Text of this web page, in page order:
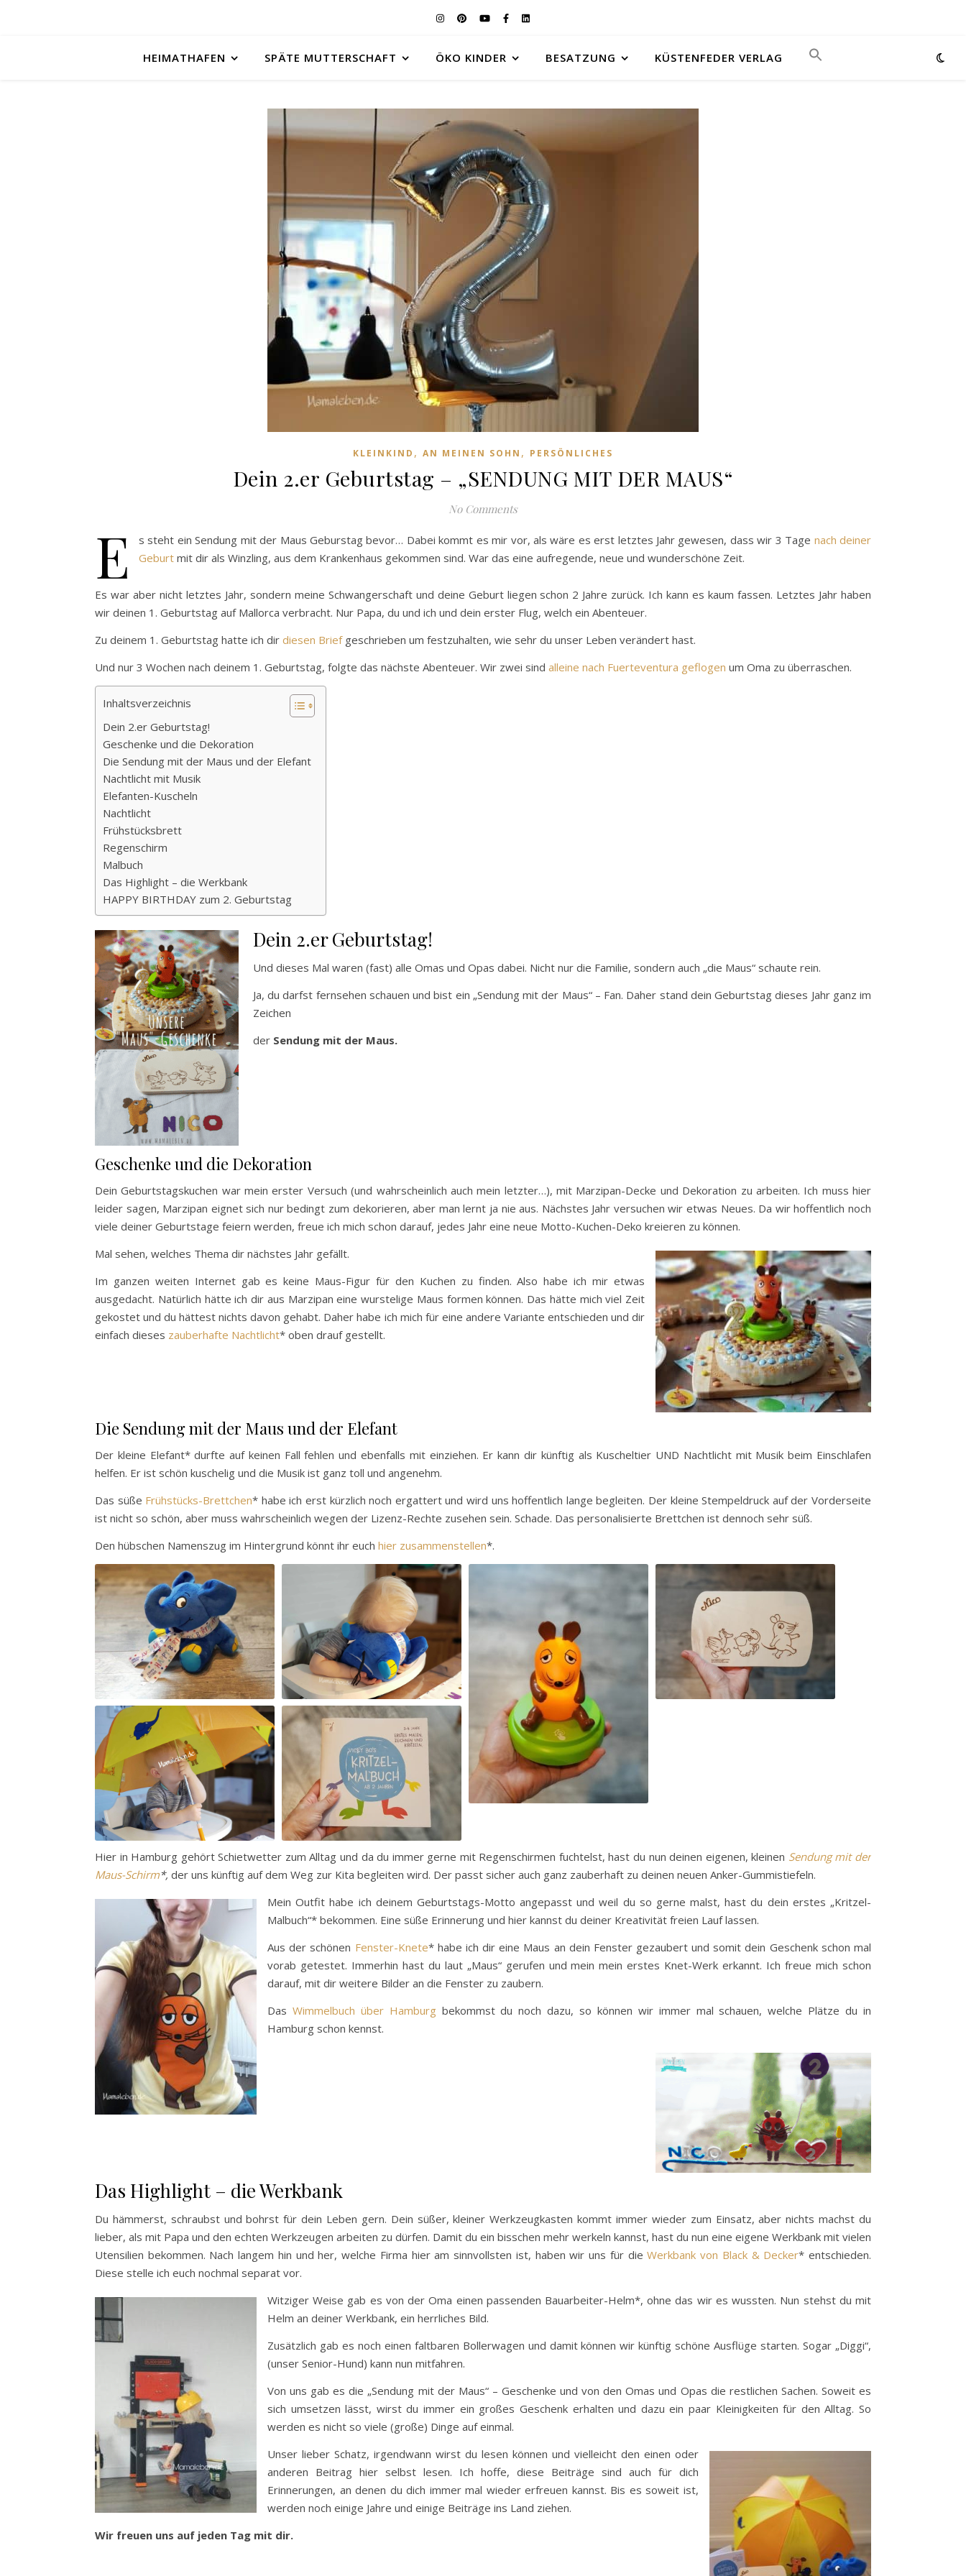
HEIMATHAFEN SPÄTE MUTTERSCHAFT ÖKO KINDER BESATZUNG KÜSTENFEDER VERLAG
KLEINKIND , AN MEINEN SOHN , PERSÖNLICHES
Dein 2.er Geburtstag – „SENDUNG MIT DER MAUS“
No Comments
E s steht ein Sendung mit der Maus Geburstag bevor… Dabei kommt es mir vor, als wäre es erst letztes Jahr gewesen, dass wir 3 Tage nach deiner
Geburt mit dir als Winzling, aus dem Krankenhaus gekommen sind. War das eine aufregende, neue und wunderschöne Zeit.
Es war aber nicht letztes Jahr, sondern meine Schwangerschaft und deine Geburt liegen schon 2 Jahre zurück. Ich kann es kaum fassen. Letztes Jahr haben
wir deinen 1. Geburtstag auf Mallorca verbracht. Nur Papa, du und ich und dein erster Flug, welch ein Abenteuer.
Zu deinem 1. Geburtstag hatte ich dir diesen Briefgeschrieben um festzuhalten, wie sehr du unser Leben verändert hast.
Und nur 3 Wochen nach deinem 1. Geburtstag, folgte das nächste Abenteuer. Wir zwei sind alleine nach Fuerteventura geflogen um Oma zu überraschen.
Inhaltsverzeichnis
Dein 2.er Geburtstag!
Geschenke und die Dekoration
Die Sendung mit der Maus und der Elefant
Nachtlicht mit Musik
Elefanten-Kuscheln
Nachtlicht
Frühstücksbrett
Regenschirm
Malbuch
Das Highlight – die Werkbank
HAPPY BIRTHDAY zum 2. Geburtstag
Dein 2.er Geburtstag!
Und dieses Mal waren (fast) alle Omas und Opas dabei. Nicht nur die Familie, sondern auch „die Maus“ schaute rein.
Ja, du darfst fernsehen schauen und bist ein „Sendung mit der Maus“ – Fan. Daher stand dein Geburtstag dieses Jahr ganz im
Zeichen
der Sendung mit der Maus.
Geschenke und die Dekoration
Dein Geburtstagskuchen war mein erster Versuch (und wahrscheinlich auch mein letzter…), mit Marzipan-Decke und Dekoration zu arbeiten. Ich muss hier
leider sagen, Marzipan eignet sich nur bedingt zum dekorieren, aber man lernt ja nie aus. Nächstes Jahr versuchen wir etwas Neues. Da wir hoffentlich noch
viele deiner Geburtstage feiern werden, freue ich mich schon darauf, jedes Jahr eine neue Motto-Kuchen-Deko kreieren zu können.
Mal sehen, welches Thema dir nächstes Jahr gefällt.
Im ganzen weiten Internet gab es keine Maus-Figur für den Kuchen zu finden. Also habe ich mir etwas
ausgedacht. Natürlich hätte ich dir aus Marzipan eine wurstelige Maus formen können. Das hätte mich viel Zeit
gekostet und du hättest nichts davon gehabt. Daher habe ich mich für eine andere Variante entschieden und dir
einfach dieses zauberhafte Nachtlicht* oben drauf gestellt.
Die Sendung mit der Maus und der Elefant
Der kleine Elefant* durfte auf keinen Fall fehlen und ebenfalls mit einziehen. Er kann dir künftig als Kuscheltier UND Nachtlicht mit Musik beim Einschlafen
helfen. Er ist schön kuschelig und die Musik ist ganz toll und angenehm.
Das süße Frühstücks-Brettchen* habe ich erst kürzlich noch ergattert und wird uns hoffentlich lange begleiten. Der kleine Stempeldruck auf der Vorderseite
ist nicht so schön, aber muss wahrscheinlich wegen der Lizenz-Rechte zusehen sein. Schade. Das personalisierte Brettchen ist dennoch sehr süß.
Den hübschen Namenszug im Hintergrund könnt ihr euch hier zusammenstellen*.
Hier in Hamburg gehört Schietwetter zum Alltag und da du immer gerne mit Regenschirmen fuchtelst, hast du nun deinen eigenen, kleinen Sendung mit der
Maus-Schirm*, der uns künftig auf dem Weg zur Kita begleiten wird. Der passt sicher auch ganz zauberhaft zu deinen neuen Anker-Gummistiefeln.
Mein Outfit habe ich deinem Geburtstags-Motto angepasst und weil du so gerne malst, hast du dein erstes „Kritzel-
Malbuch“* bekommen. Eine süße Erinnerung und hier kannst du deiner Kreativität freien Lauf lassen.
Aus der schönen Fenster-Knete* habe ich dir eine Maus an dein Fenster gezaubert und somit dein Geschenk schon mal
vorab getestet. Immerhin hast du laut „Maus“ gerufen und mein mein erstes Knet-Werk erkannt. Ich freue mich schon
darauf, mit dir weitere Bilder an die Fenster zu zaubern.
Das Wimmelbuch über Hamburgbekommst du noch dazu, so können wir immer mal schauen, welche Plätze du in
Hamburg schon kennst.
Das Highlight – die Werkbank
Du hämmerst, schraubst und bohrst für dein Leben gern. Dein süßer, kleiner Werkzeugkasten kommt immer wieder zum Einsatz, aber nichts machst du
lieber, als mit Papa und den echten Werkzeugen arbeiten zu dürfen. Damit du ein bisschen mehr werkeln kannst, hast du nun eine eigene Werkbank mit vielen
Utensilien bekommen. Nach langem hin und her, welche Firma hier am sinnvollsten ist, haben wir uns für dieWerkbank von Black & Decker* entschieden.
Diese stelle ich euch nochmal separat vor.
Witziger Weise gab es von der Oma einen passenden Bauarbeiter-Helm*, ohne das wir es wussten. Nun stehst du mit
Helm an deiner Werkbank, ein herrliches Bild.
Zusätzlich gab es noch einen faltbaren Bollerwagen und damit können wir künftig schöne Ausflüge starten. Sogar „Diggi“,
(unser Senior-Hund) kann nun mitfahren.
Von uns gab es die „Sendung mit der Maus“ – Geschenke und von den Omas und Opas die restlichen Sachen. Soweit es
sich umsetzen lässt, wirst du immer ein großes Geschenk erhalten und dazu ein paar Kleinigkeiten für den Alltag. So
werden es nicht so viele (große) Dinge auf einmal.
Unser lieber Schatz, irgendwann wirst du lesen können und vielleicht den einen oder
anderen Beitrag hier selbst lesen. Ich hoffe, diese Beiträge sind auch für dich
Erinnerungen, an denen du dich immer mal wieder erfreuen kannst. Bis es soweit ist,
werden noch einige Jahre und einige Beiträge ins Land ziehen.
Wir freuen uns auf jeden Tag mit dir.